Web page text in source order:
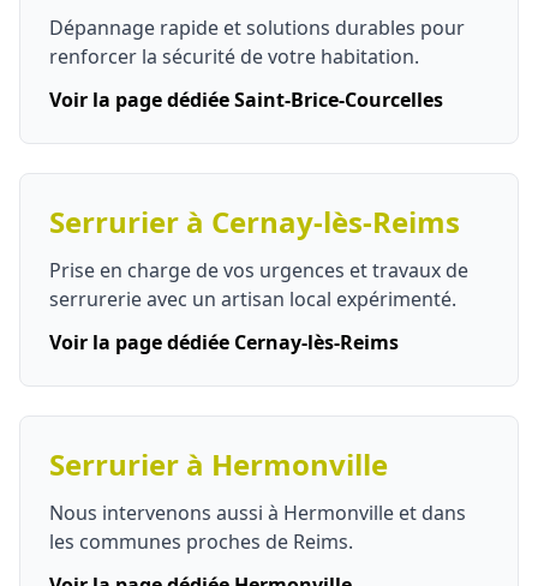
Dépannage rapide et solutions durables pour
renforcer la sécurité de votre habitation.
Voir la page dédiée Saint-Brice-Courcelles
Serrurier à Cernay-lès-Reims
Prise en charge de vos urgences et travaux de
serrurerie avec un artisan local expérimenté.
Voir la page dédiée Cernay-lès-Reims
Serrurier à Hermonville
Nous intervenons aussi à Hermonville et dans
les communes proches de Reims.